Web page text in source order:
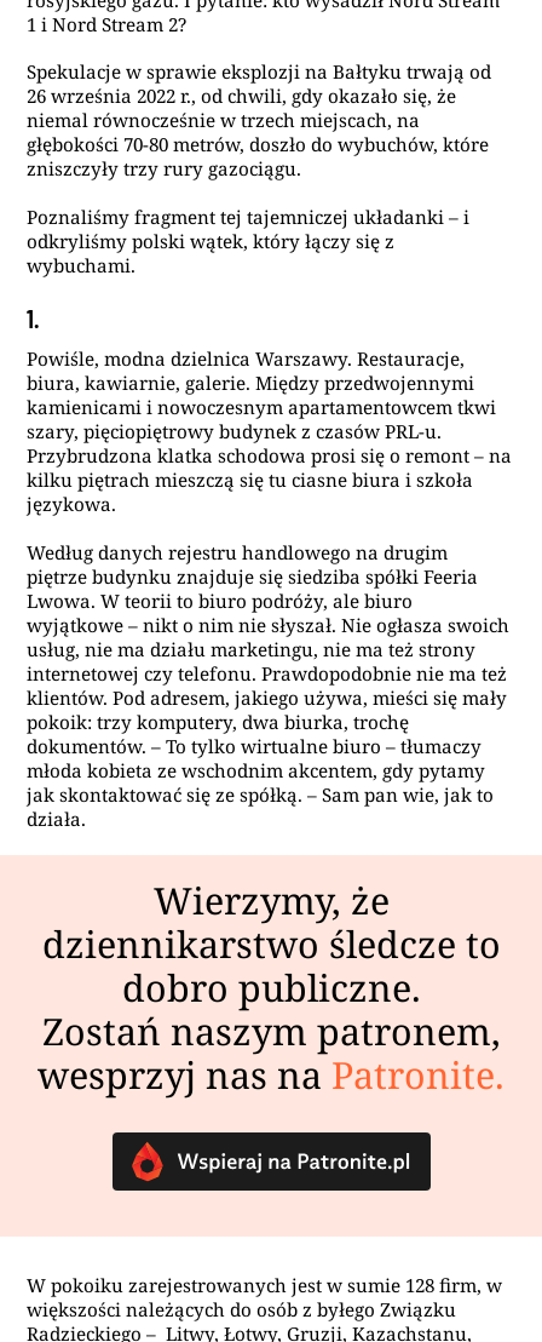
1 i Nord Stream 2?
Spekulacje w sprawie eksplozji na Bałtyku trwają od
26 września 2022 r., od chwili, gdy okazało się, że
niemal równocześnie w trzech miejscach, na
głębokości 70-80 metrów, doszło do wybuchów, które
zniszczyły trzy rury gazociągu.
Poznaliśmy fragment tej tajemniczej układanki – i
odkryliśmy polski wątek, który łączy się z
wybuchami.
1.
Powiśle, modna dzielnica Warszawy. Restauracje,
biura, kawiarnie, galerie. Między przedwojennymi
kamienicami i nowoczesnym apartamentowcem tkwi
szary, pięciopiętrowy budynek z czasów PRL-u.
Przybrudzona klatka schodowa prosi się o remont – na
kilku piętrach mieszczą się tu ciasne biura i szkoła
językowa.
Według danych rejestru handlowego na drugim
piętrze budynku znajduje się siedziba spółki Feeria
Lwowa. W teorii to biuro podróży, ale biuro
wyjątkowe – nikt o nim nie słyszał. Nie ogłasza swoich
usług, nie ma działu marketingu, nie ma też strony
internetowej czy telefonu. Prawdopodobnie nie ma też
klientów. Pod adresem, jakiego używa, mieści się mały
pokoik: trzy komputery, dwa biurka, trochę
dokumentów. – To tylko wirtualne biuro – tłumaczy
młoda kobieta ze wschodnim akcentem, gdy pytamy
jak skontaktować się ze spółką. – Sam pan wie, jak to
działa.
Wierzymy, że
dziennikarstwo śledcze to
dobro publiczne.
Zostań naszym patronem,
wesprzyj nas na Patronite.
W pokoiku zarejestrowanych jest w sumie 128 firm, w
większości należących do osób z byłego Związku
Radzieckiego – Litwy, Łotwy, Gruzji, Kazachstanu,